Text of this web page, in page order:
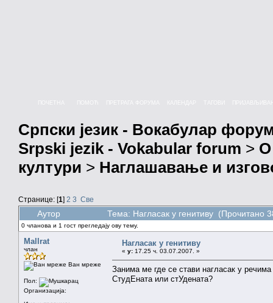
КАЛЕНДАР
Српски језик - Вокабулар
Srpski jezik - Vokabular forum > О
култури > Наглашавање и
Странице: [1] 2 3 Све
Аутор Тема: Нагласак у генитиву (Прочитано
0 чланова и 1 гост прегледају ову тему.
Mallrat
члан
Ван мреже
Пол:
Организација:
Нагласак у генитиву
« у: 17.25 ч. 03.07.2007. »
Занима ме где се стави нагласак у
СтудЕната или стУдената?